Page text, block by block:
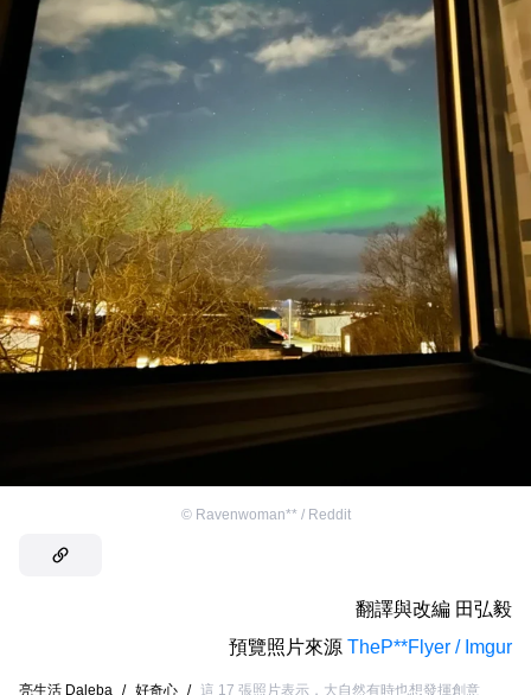
© Ravenwoman** / Reddit
翻譯與改編 田弘毅
預覽照片來源 TheP**Flyer / Imgur
亮生活 Daleba / 好奇心 / 這 17 張照片表示，大自然有時也想發揮創意